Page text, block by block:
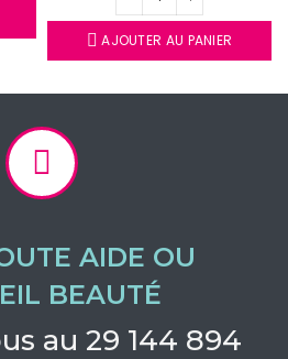
AJOUTER AU PANIER
AIDE OU
BEAUTÉ
au 29 144 894